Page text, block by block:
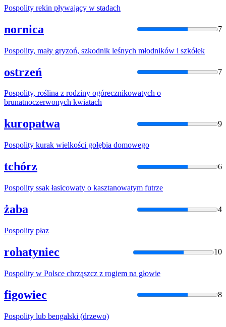
Pospolity rekin pływający w stadach
nornica 7
Pospolity, mały gryzoń, szkodnik leśnych młodników i szkółek
ostrzeń 7
Pospolity, roślina z rodziny ogórecznikowatych o
brunatnoczerwonych kwiatach
kuropatwa 9
Pospolity kurak wielkości gołębia domowego
tchórz 6
Pospolity ssak łasicowaty o kasztanowatym futrze
żaba 4
Pospolity płaz
rohatyniec 10
Pospolity w Polsce chrząszcz z rogiem na głowie
figowiec 8
Pospolity lub bengalski (drzewo)